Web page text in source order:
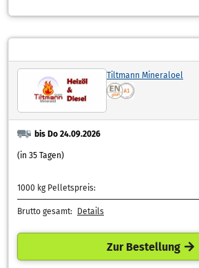
Tiltmann Mineraloel
bis Do 24.09.2026
(in 35 Tagen)
1000 kg Pelletspreis:
Brutto gesamt: Details
Zur Bestellung